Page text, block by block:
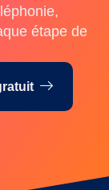
étape de